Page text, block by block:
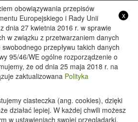
Włodawie
w Lublinie
Województwa Lubelskiego w Lublinie
Polskiej
prądu
2020@ - Urząd Gminy Wyryki
x
obowiązywania przepisów
Europejskiego i Rady Unii
dnia 27 kwietnia 2016 r. w sprawie
w związku z przetwarzaniem danych
przepływu takich danych
95/46/WE ogólne rozporządzenie o
że od dnia 25 maja 2018 r. na
zaktualizowana Polityka
ciasteczka (ang. cookies), dzięki
działać lepiej. W każdej chwili możesz
w ustawieniach swojej przeglądarki.